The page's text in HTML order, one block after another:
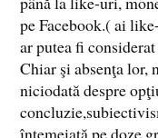
pe Facebook.( ai
ar putea fi
Chiar şi absenţa lor,
niciodată despre
întemeiată pe doze